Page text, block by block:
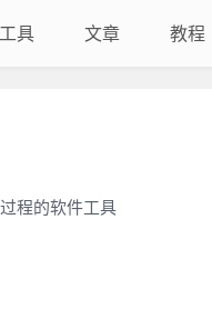
工具 文章 教程
程的软件工具